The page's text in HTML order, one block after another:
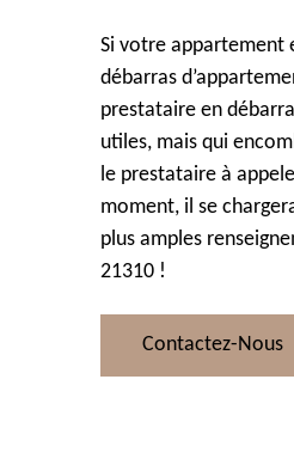
Si votre appartement
débarras
prestataire en
utiles, mais qui
le prestataire à
moment, il se
plus amples
21310 !
Contactez-Nous